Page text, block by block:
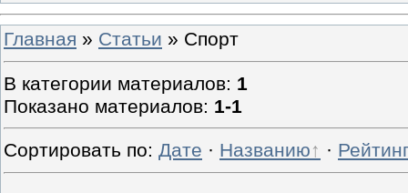
Главная » Статьи » Спорт
В категории материалов: 1
Показано материалов: 1-1
Сортировать по: Дате · Названию ·